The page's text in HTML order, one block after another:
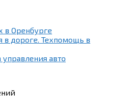
в Оренбурге
в дороге. Техпомощь в
авто